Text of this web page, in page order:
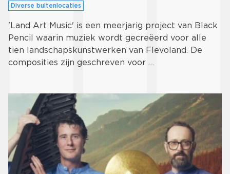
Diverse buitenlocaties
'Land Art Music' is een meerjarig project van Black
Pencil waarin muziek wordt gecreëerd voor alle
tien landschapskunstwerken van Flevoland. De
composities zijn geschreven voor …